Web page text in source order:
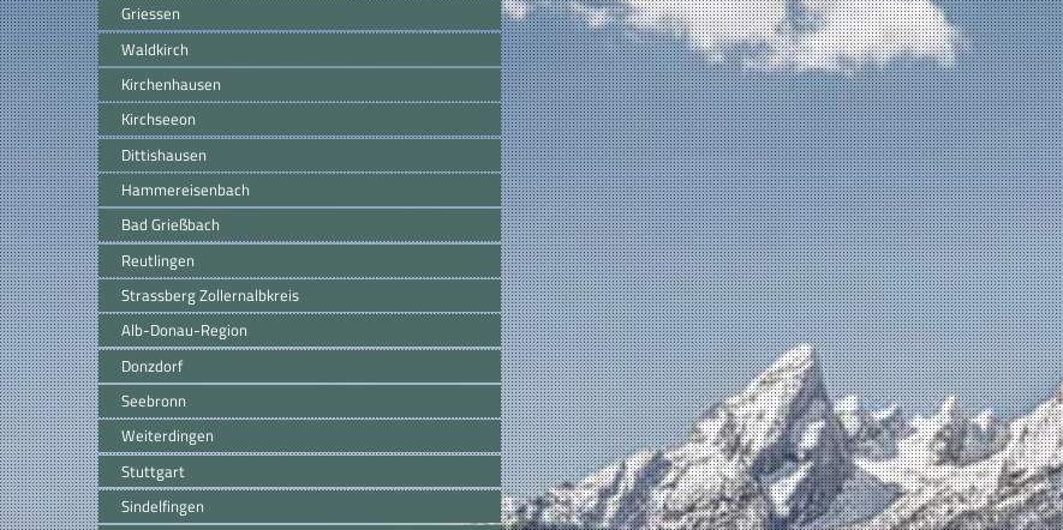
Griessen
Waldkirch
Kirchenhausen
Kirchseeon
Dittishausen
Hammereisenbach
Bad Grießbach
Reutlingen
Strassberg Zollernalbkreis
Alb-Donau-Region
Donzdorf
Seebronn
Weiterdingen
Stuttgart
Sindelfingen